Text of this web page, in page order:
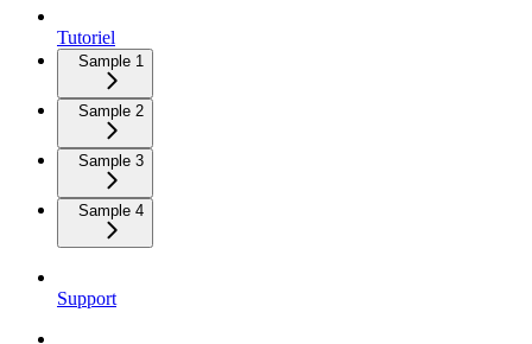
Tutoriel
Sample 1
Sample 2
Sample 3
Sample 4
Support